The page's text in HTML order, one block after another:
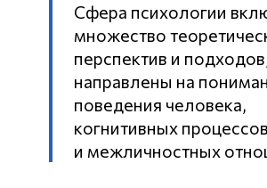
Сфера психологии
множество
перспектив и
направлены на
поведения человека,
когнитивных
и межличностных